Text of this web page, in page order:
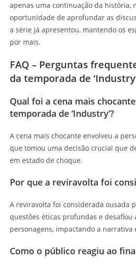
apenas uma continuação da história,
oportunidade de aprofundar as
a série já apresentou, mantendo os
por mais.
FAQ – Perguntas
da temporada de
Qual foi a cena mais
temporada de ‘Industry’?
A cena mais chocante envolveu a
que tomou uma decisão crucial que
em estado de choque.
Por que a reviravolta foi
A reviravolta foi considerada ousada
questões éticas profundas e desafiou
personagens, impactando a narrativa
Como o público reagiu ao